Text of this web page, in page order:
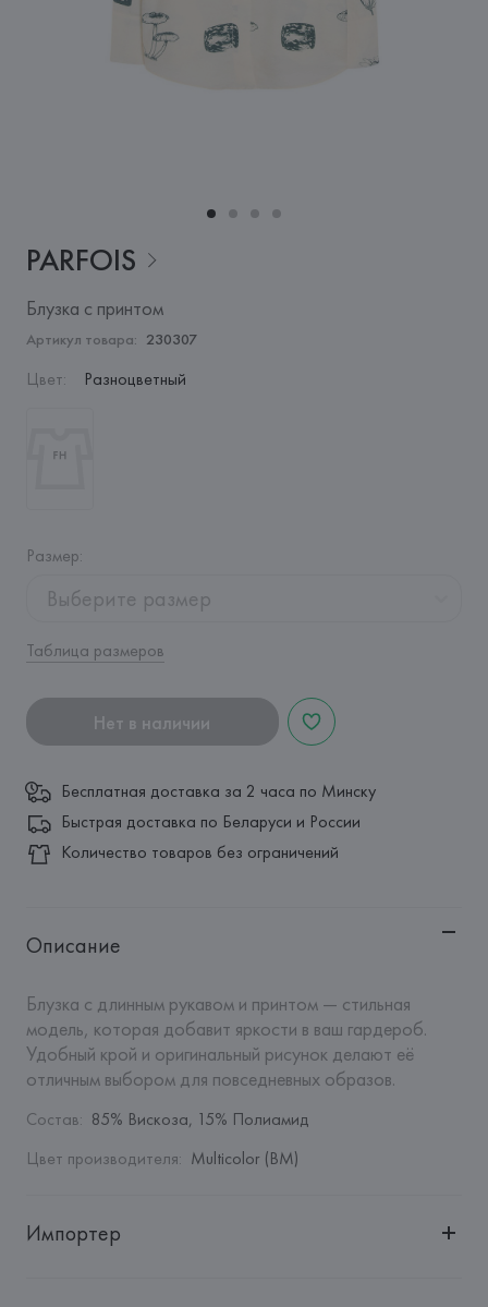
PARFOIS
Блузка с принтом
Артикул товара: 230307
Цвет: Разноцветный
Размер:
Выберите размер
Таблица размеров
Нет в наличии
Бесплатная доставка за 2 часа по Минску
Быстрая доставка по Беларуси и России
Количество товаров без ограничений
Описание
Блузка с длинным рукавом и принтом — стильная
модель, которая добавит яркости в ваш гардероб.
Удобный крой и оригинальный рисунок делают её
отличным выбором для повседневных образов.
Состав: 85% Вискоза, 15% Полиамид
Цвет производителя: Multicolor (BM)
Импортер